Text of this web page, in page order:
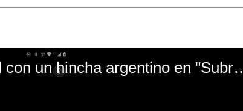
El mal momento de Yanina